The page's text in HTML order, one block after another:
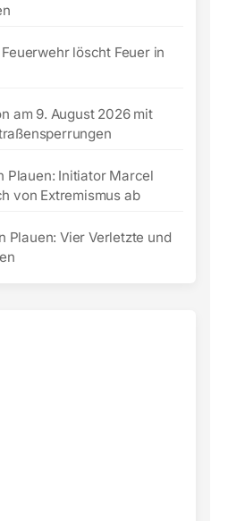
löscht Feuer in
am 9. August 2026 mit
Plauen: Initiator Marcel
von Extremismus ab
Plauen: Vier Verletzte und